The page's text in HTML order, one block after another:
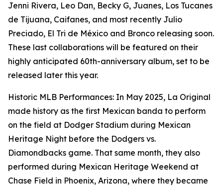
Jenni Rivera, Leo Dan, Becky G, Juanes, Los Tucanes
de Tijuana, Caifanes, and most recently Julio
Preciado, El Tri de México and Bronco releasing soon.
These last collaborations will be featured on their
highly anticipated 60th-anniversary album, set to be
released later this year.
Historic MLB Performances: In May 2025, La Original
made history as the first Mexican banda to perform
on the field at Dodger Stadium during Mexican
Heritage Night before the Dodgers vs.
Diamondbacks game. That same month, they also
performed during Mexican Heritage Weekend at
Chase Field in Phoenix, Arizona, where they became